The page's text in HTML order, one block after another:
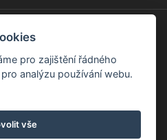
údajů
pro zajištění řádného
analýzu používání webu.
vše